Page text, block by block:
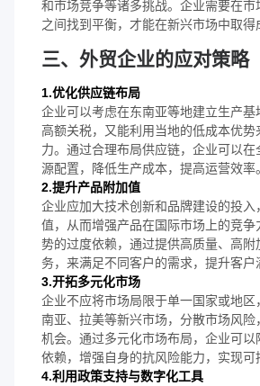
和市场竞争等诸多挑战。企业需要在市
之间找到平衡，才能在新兴市场中取得
三、外贸企业的应对策略
1.优化供应链布局
企业可以考虑在东南亚等地建立生产基
高额关税，又能利用当地的低成本优势
力。通过合理布局供应链，企业可以在
源配置，降低生产成本，提高运营效率。
2.提升产品附加值
企业应加大技术创新和品牌建设的投入
值，从而增强产品在国际市场上的竞争
势的过度依赖，通过提供高质量、高附
务，来满足不同客户的需求，提升客户
3.开拓多元化市场
企业不应将市场局限于单一国家或地区
南亚、拉美等新兴市场，分散市场风险
机会。通过多元化市场布局，企业可以
依赖，增强自身的抗风险能力，实现可
4.利用政策支持与数字化工具